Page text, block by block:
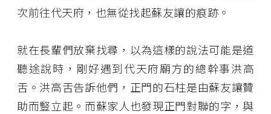
次前往代天府，也無從找起蘇友讓的痕跡。
就在長輩們放棄找尋，以為這樣的說法可能是道
聽途說時，剛好遇到代天府廟方的總幹事洪高
舌。洪高舌告訴他們，正門的石柱是由蘇友讓贊
助而豎立起。而蘇家人也發現正門對聯的字，與